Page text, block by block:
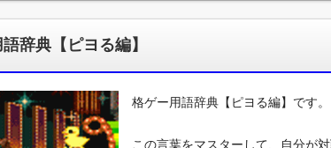
辞典【ピヨる編】
格ゲー用語辞典【ピヨる編】です。
この言葉をマスターして、自分が